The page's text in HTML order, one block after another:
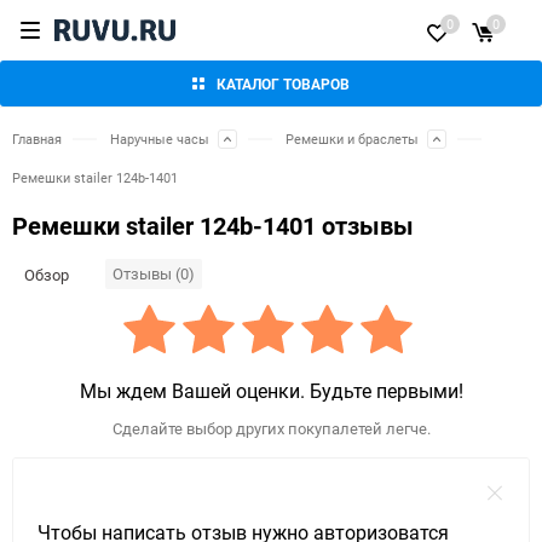
КАТАЛОГ ТОВАРОВ
0 0
Главная Наручные часы Ремешки и браслеты
Ремешки stailer 124b-1401
Ремешки stailer 124b-1401 отзывы
Обзор Отзывы (0)
Мы ждем Вашей оценки. Будьте первыми!
Сделайте выбор других покупалетей легче.
Чтобы написать отзыв нужно авторизоватся